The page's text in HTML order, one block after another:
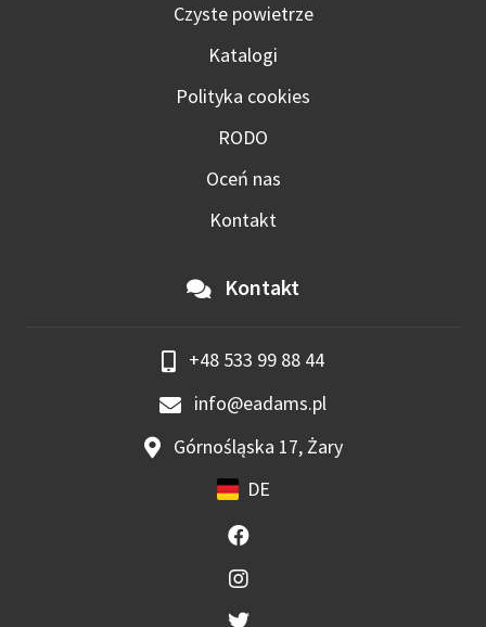
Czyste powietrze
Katalogi
Polityka cookies
RODO
Oceń nas
Kontakt
Kontakt
+48 533 99 88 44
info@eadams.pl
Górnośląska 17, Żary
DE